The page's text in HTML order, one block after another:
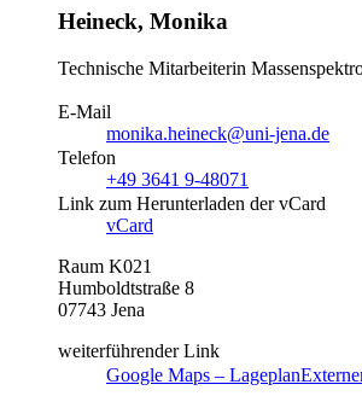
Heineck, Monika
Technische Mitarbeiterin
E-Mail
monika.heineck@uni-jena.de
Telefon
+49 3641 9-48071
Link zum Herunterladen der vCard
vCard
Raum K021
Humboldtstraße 8
07743 Jena
weiterführender Link
Google Maps – Lageplan